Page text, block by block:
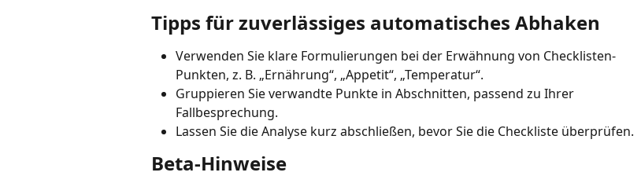
Tipps für zuverlässiges automatisches Abhaken
Verwenden Sie klare Formulierungen bei der Erwähnung von Checklisten-
Punkten, z. B. „Ernährung“, „Appetit“, „Temperatur“.
Gruppieren Sie verwandte Punkte in Abschnitten, passend zu Ihrer
Fallbesprechung.
Lassen Sie die Analyse kurz abschließen, bevor Sie die Checkliste überprüfen.
Beta-Hinweise